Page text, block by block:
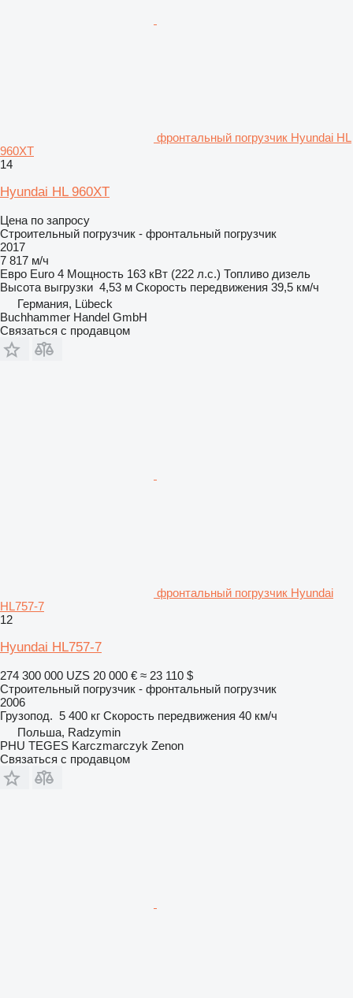
фронтальный погрузчик Hyundai HL
960XT
14
Hyundai HL 960XT
Цена по запросу
Строительный погрузчик - фронтальный погрузчик
2017
7 817 м/ч
Евро Euro 4 Мощность 163 кВт (222 л.с.) Топливо дизель
Высота выгрузки 4,53 м Скорость передвижения 39,5 км/ч
Германия, Lübeck
Buchhammer Handel GmbH
Связаться с продавцом
фронтальный погрузчик Hyundai
HL757-7
12
Hyundai HL757-7
274 300 000 UZS 20 000 € ≈ 23 110 $
Строительный погрузчик - фронтальный погрузчик
2006
Грузопод. 5 400 кг Скорость передвижения 40 км/ч
Польша, Radzymin
PHU TEGES Karczmarczyk Zenon
Связаться с продавцом